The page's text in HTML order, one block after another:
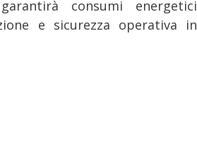
consumi energetici
e sicurezza operativa in